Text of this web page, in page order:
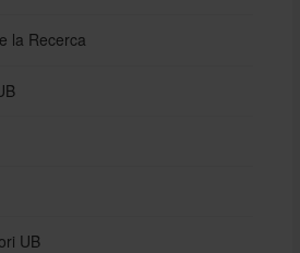
la Recerca
UB